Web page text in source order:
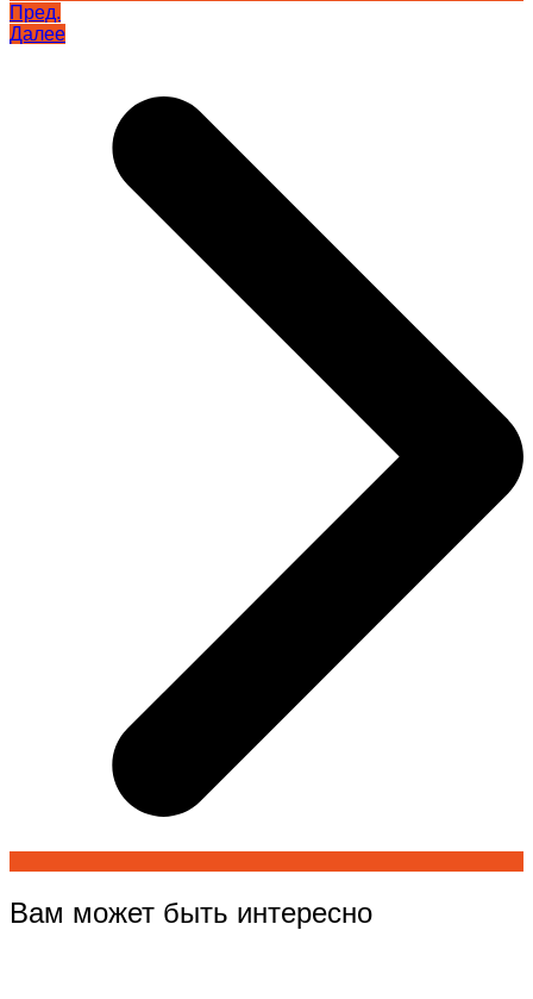
Пред.
Далее
Вам может быть интересно